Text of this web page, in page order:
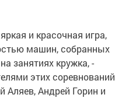
и красочная игра,
машин, собранных
занятиях кружка, -
этих соревнований
Аляев, Андрей Горин и